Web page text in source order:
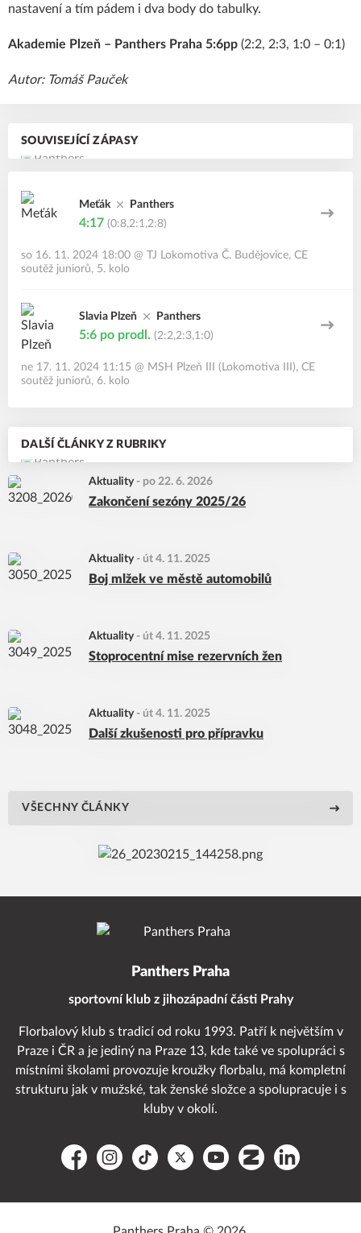
SOUVISEJÍCÍ ZÁPASY
Meťák Panthers
4:17 (0:8,2:1,2:8)
so 16. 11. 2024 18:00 @ TJ Lokomotiva Č. Budějovice, CE
soutěž juniorů, 5. kolo
Slavia Plzeň Panthers
5:6 po prodl. (2:2,2:3,1:0)
ne 17. 11. 2024 11:15 @ MSH Plzeň III (Lokomotiva III), CE
soutěž juniorů, 6. kolo
DALŠÍ ČLÁNKY Z RUBRIKY
Aktuality - po 22. 6. 2026
Zakončení sezóny 2025/26
Aktuality - út 4. 11. 2025
Boj mlžek ve městě automobilů
Aktuality - út 4. 11. 2025
Stoprocentní mise rezervních žen
Aktuality - út 4. 11. 2025
Další zkušenosti pro přípravku
VŠECHNY ČLÁNKY
nastavení a tím pádem i dva body do tabulky.
Akademie Plzeň – Panthers Praha 5:6pp (2:2, 2:3, 1:0 – 0:1)
Autor: Tomáš Pauček
Panthers Praha
sportovní klub z jihozápadní části Prahy
Florbalový klub s tradicí od roku 1993. Patří k největším v
Praze i ČR a je jediný na Praze 13, kde také ve spolupráci s
místními školami provozuje kroužky florbalu, má kompletní
strukturu jak v mužské, tak ženské složce a spolupracuje i s
kluby v okolí.
FacebookInstagram
TikTok Platform XYouTubeZoneramaLinkedIn